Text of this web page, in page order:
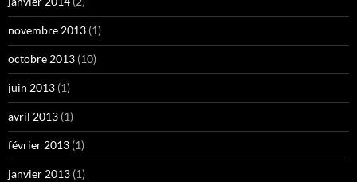
novembre 2013 (1)
octobre 2013 (10)
juin 2013 (1)
avril 2013 (1)
février 2013 (1)
janvier 2013 (1)